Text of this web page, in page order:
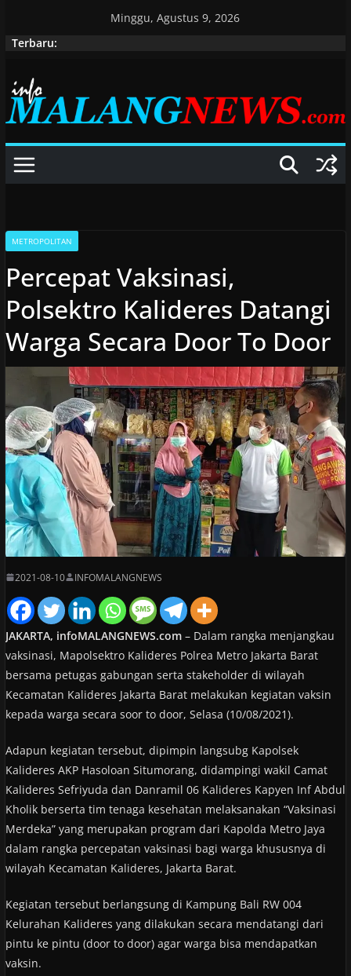
Minggu, Agustus 9, 2026
Terbaru:
METROPOLITAN
Percepat Vaksinasi,
Polsektro Kalideres Datangi
Warga Secara Door To Door
2021-08-10 INFOMALANGNEWS
JAKARTA, infoMALANGNEWS.com– Dalam rangka menjangkau
vaksinasi, Mapolsektro Kalideres Polrea Metro Jakarta Barat
bersama petugas gabungan serta stakeholder di wilayah
Kecamatan Kalideres Jakarta Barat melakukan kegiatan vaksin
kepada warga secara soor to door, Selasa (10/08/2021).
Adapun kegiatan tersebut, dipimpin langsubg Kapolsek
Kalideres AKP Hasoloan Situmorang, didampingi wakil Camat
Kalideres Sefriyuda dan Danramil 06 Kalideres Kapyen Inf Abdul
Kholik berserta tim tenaga kesehatan melaksanakan “Vaksinasi
Merdeka” yang merupakan program dari Kapolda Metro Jaya
dalam rangka percepatan vaksinasi bagi warga khususnya di
wilayah Kecamatan Kalideres, Jakarta Barat.
Kegiatan tersebut berlangsung di Kampung Bali RW 004
Kelurahan Kalideres yang dilakukan secara mendatangi dari
pintu ke pintu (door to door) agar warga bisa mendapatkan
vaksin.